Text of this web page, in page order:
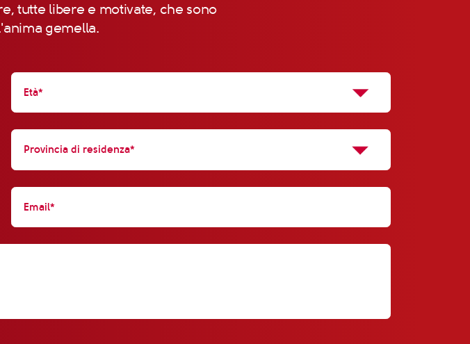
tutte libere e motivate, che sono
gemella.